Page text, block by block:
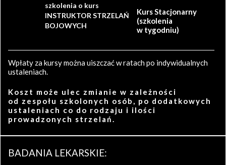
szkolenia o kurs
INSTRUKTOR STRZELAŃ
BOJOWYCH
Kurs Stacjonarny
(szkolenia
w tygodniu)
Wpłaty za kursy można uiszczać w ratach po indywidualnych
ustaleniach.
Koszt może ulec zmianie w zależności
od zespołu szkolonych osób, po dodatkowych
ustaleniach co do rodzaju i ilości
prowadzonych strzelań.
BADANIA LEKARSKIE: